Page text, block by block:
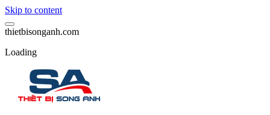
Skip to content
thietbisonganh.com
Loading